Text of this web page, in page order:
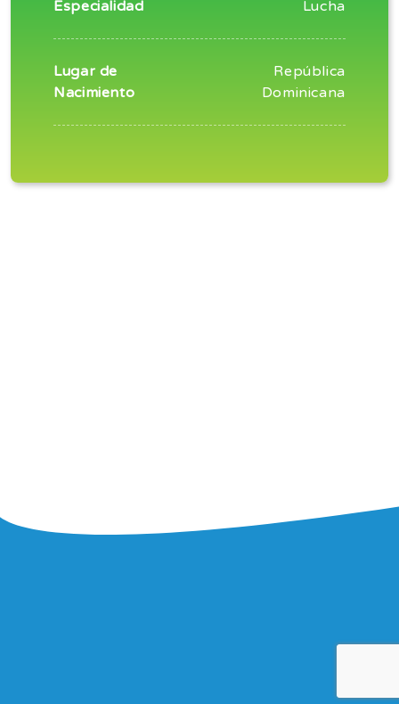
Especialidad Lucha
Lugar de
Nacimiento
República
Dominicana